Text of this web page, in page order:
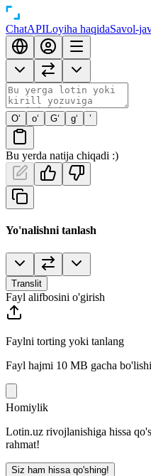
ChatAPILoyiha haqidaSavol-
O‘ o‘ G‘ g‘ ’
Bu yerda natija chiqadi :)
Yo'nalishni tanlash
Translit
Fayl alifbosini o'girish
Faylni torting yoki tanlang
Fayl hajmi 10 MB gacha
Homiylik
Lotin.uz rivojlanishiga hissa
rahmat!
Siz ham hissa qo'shing!